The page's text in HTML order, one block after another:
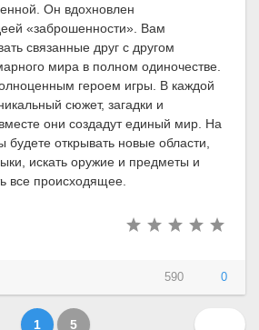
Он вдохновлен
«заброшенности». Вам
связанные друг с другом
мира в полном одиночестве.
героем игры. В каждой
сюжет, загадки и
они создадут единый мир. На
будете открывать новые области,
искать оружие и предметы и
все происходящее.
590 0
1 5